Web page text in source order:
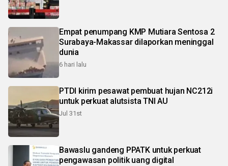
Empat penumpang KMP Mutiara Sentosa 2
Surabaya-Makassar dilaporkan meninggal
dunia
6 hari lalu
PTDI kirim pesawat pembuat hujan NC212i
untuk perkuat alutsista TNI AU
Jul 31st
Bawaslu gandeng PPATK untuk perkuat
pengawasan politik uang digital